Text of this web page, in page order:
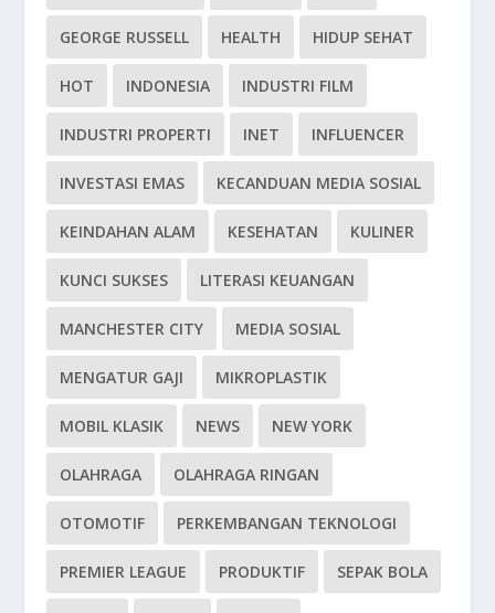
GEORGE RUSSELL HEALTH HIDUP SEHAT
HOT INDONESIA INDUSTRI FILM
INDUSTRI PROPERTI INET INFLUENCER
INVESTASI EMAS KECANDUAN MEDIA SOSIAL
KEINDAHAN ALAM KESEHATAN KULINER
KUNCI SUKSES LITERASI KEUANGAN
MANCHESTER CITY MEDIA SOSIAL
MENGATUR GAJI MIKROPLASTIK
MOBIL KLASIK NEWS NEW YORK
OLAHRAGA OLAHRAGA RINGAN
OTOMOTIF PERKEMBANGAN TEKNOLOGI
PREMIER LEAGUE PRODUKTIF SEPAK BOLA